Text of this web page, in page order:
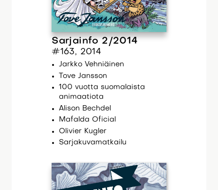
Sarjainfo 2/2014
#163, 2014
Jarkko Vehniäinen
Tove Jansson
100 vuotta suomalaista
animaatiota
Alison Bechdel
Mafalda Oficial
Olivier Kugler
Sarjakuvamatkailu